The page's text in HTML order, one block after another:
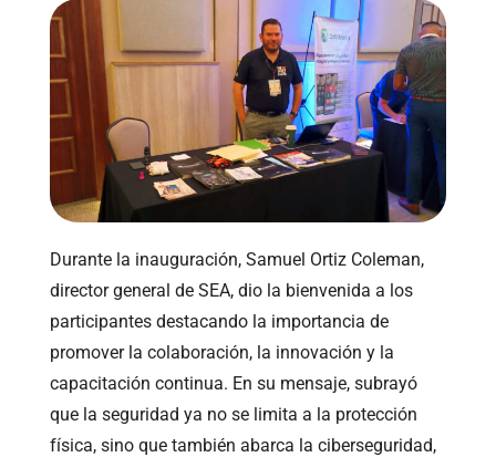
Durante la inauguración, Samuel Ortiz Coleman,
director general de SEA, dio la bienvenida a los
participantes destacando la importancia de
promover la colaboración, la innovación y la
capacitación continua. En su mensaje, subrayó
que la seguridad ya no se limita a la protección
física, sino que también abarca la ciberseguridad,